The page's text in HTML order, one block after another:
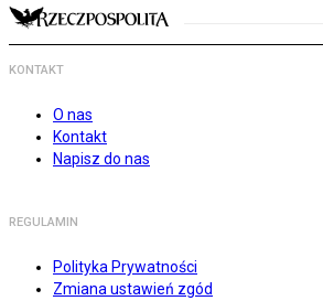
KONTAKT
O nas
Kontakt
Napisz do nas
REGULAMIN
Polityka Prywatności
Zmiana ustawień zgód